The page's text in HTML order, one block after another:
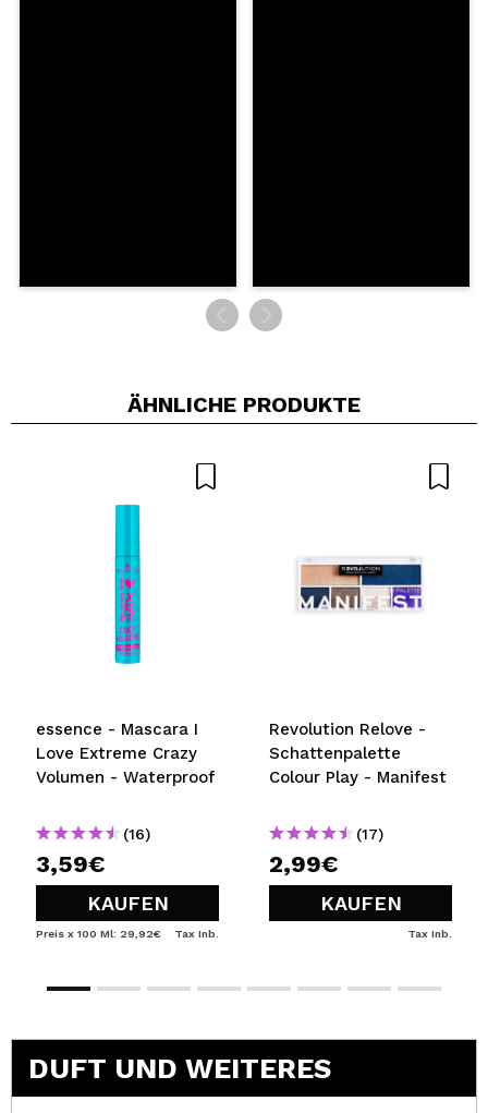
ÄHNLICHE PRODUKTE
essence - Mascara I
Love Extreme Crazy
Volumen - Waterproof
(16)
3,59€
KAUFEN
Preis x 100 Ml: 29,92€ Tax Inb.
Revolution Relove -
Schattenpalette
Colour Play - Manifest
(17)
2,99€
KAUFEN
Tax Inb.
DUFT UND WEITERES